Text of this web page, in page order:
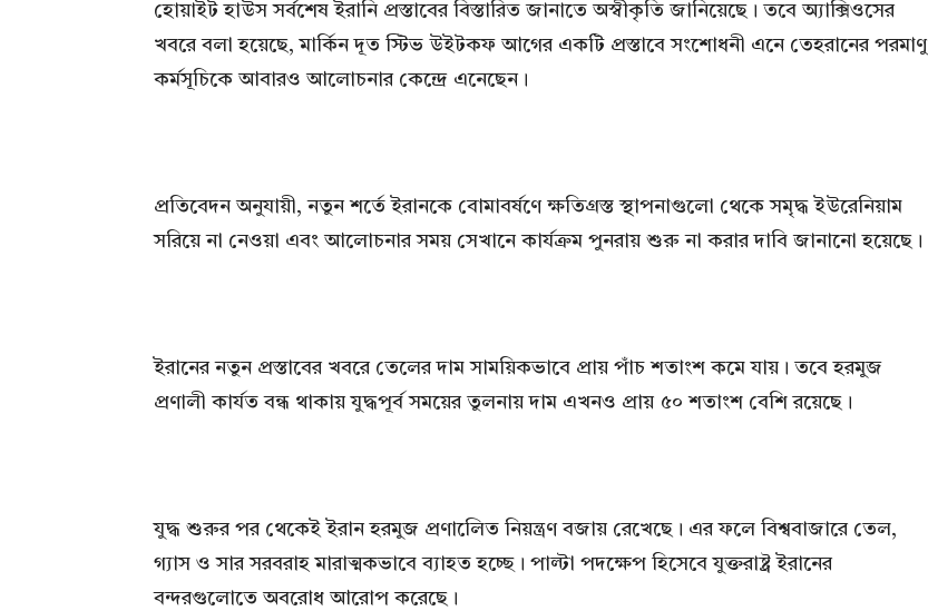
হোয়াইট হাউস সর্বশেষ ইরানি প্রস্তাবের বিস্তারিত জানাতে অস্বীকৃতি জানিয়েছে। তবে অ্যাক্সিওসের
খবরে বলা হয়েছে, মার্কিন দূত স্টিভ উইটকফ আগের একটি প্রস্তাবে সংশোধনী এনে তেহরানের পরমাণু
কর্মসূচিকে আবারও আলোচনার কেন্দ্রে এনেছেন।
প্রতিবেদন অনুযায়ী, নতুন শর্তে ইরানকে বোমাবর্ষণে ক্ষতিগ্রস্ত স্থাপনাগুলো থেকে সমৃদ্ধ ইউরেনিয়াম
সরিয়ে না নেওয়া এবং আলোচনার সময় সেখানে কার্যক্রম পুনরায় শুরু না করার দাবি জানানো হয়েছে।
ইরানের নতুন প্রস্তাবের খবরে তেলের দাম সাময়িকভাবে প্রায় পাঁচ শতাংশ কমে যায়। তবে হরমুজ
প্রণালী কার্যত বন্ধ থাকায় যুদ্ধপূর্ব সময়ের তুলনায় দাম এখনও প্রায় ৫০ শতাংশ বেশি রয়েছে।
যুদ্ধ শুরুর পর থেকেই ইরান হরমুজ প্রণালেিত নিয়ন্ত্রণ বজায় রেখেছে। এর ফলে বিশ্ববাজারে তেল,
গ্যাস ও সার সরবরাহ মারাত্মকভাবে ব্যাহত হচ্ছে। পাল্টা পদক্ষেপ হিসেবে যুক্তরাষ্ট্র ইরানের
বন্দরগুলোতে অবরোধ আরোপ করেছে।